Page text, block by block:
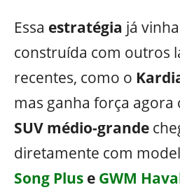
Essa estratégia já
construída com outros
recentes, como o
mas ganha força agora
SUV médio-grande
diretamente com
Song Plus e GWM